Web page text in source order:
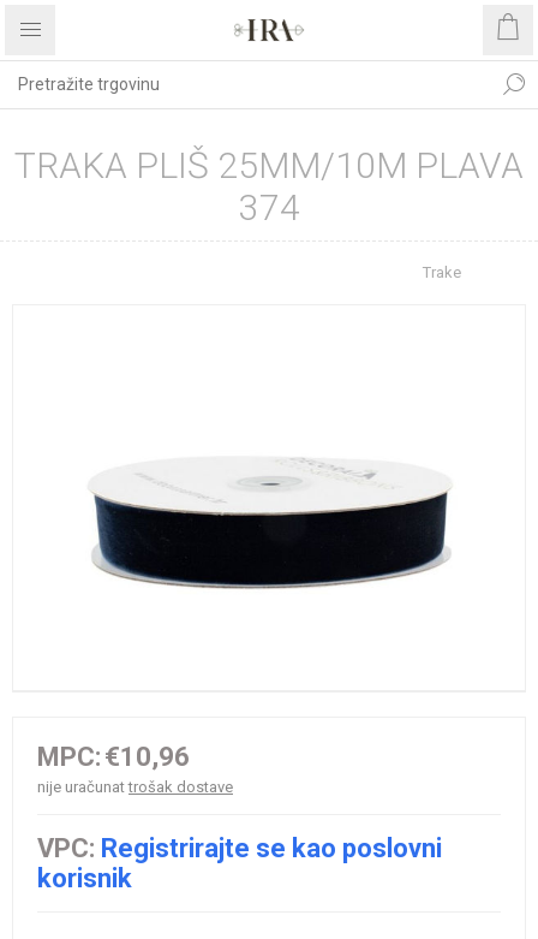
TRAKA PLIŠ 25MM/10M PLAVA
374
Trake
MPC: €10,96
nije uračunattrošak dostave
VPC: Registrirajte se kao poslovni
korisnik